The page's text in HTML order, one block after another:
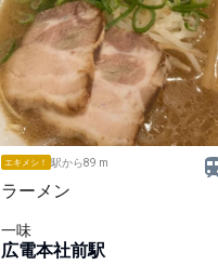
エキメシ！ 駅から89 m
ラーメン
一味
広電本社前駅